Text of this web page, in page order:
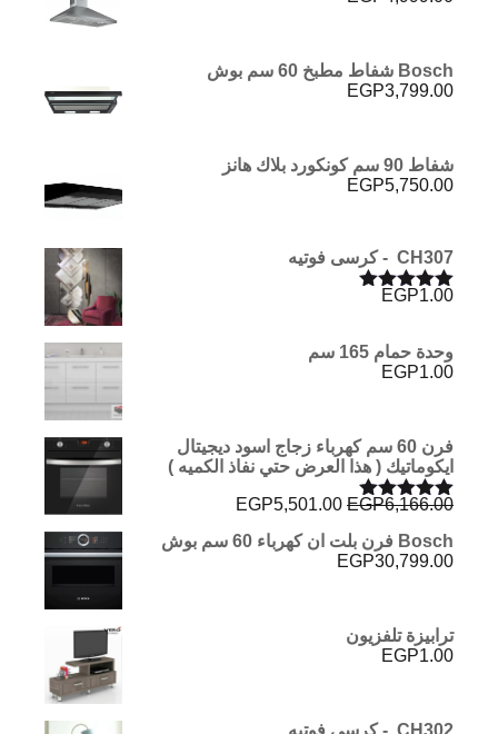
Bosch شفاط مطبخ 60 سم بوش
EGP3,799.00
شفاط 90 سم كونكورد بلاك هانز
EGP5,750.00
CH307 - كرسى فوتيه
تم التقييم
EGP1.00
وحدة حمام 165 سم
EGP1.00
فرن 60 سم كهرباء زجاج اسود ديجيتال
ايكوماتيك ( هذا العرض حتي نفاذ الكميه )
تم التقييم
5.00
من 5
EGP6,166.00
السعر
هو:
EGP6,166.00.
EGP5,501.00
هو:
Bosch فرن بلت ان كهرباء 60 سم بوش
EGP30,799.00
ترابيزة تلفزيون
EGP1.00
CH302 - كرسى فوتيه